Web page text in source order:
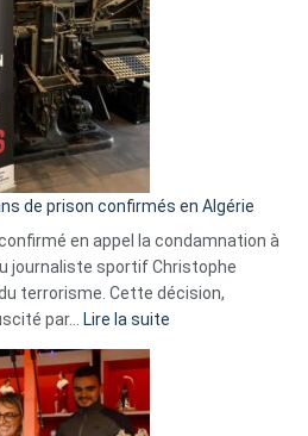
Irlande
et
Slovénie
rejettent
la
présence
d’Israël
de prison confirmés en Algérie
en appel la condamnation à
journaliste sportif Christophe
terrorisme. Cette décision,
par… Lire la suite